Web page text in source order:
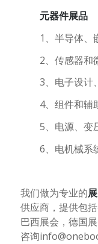
元器件展品
1、半导体、
2、传感器和
3、电子设计
4、组件和辅
5、电源、变
6、电机械系
我们做为专业的
供应商，提供包
巴西展会，德国
咨询